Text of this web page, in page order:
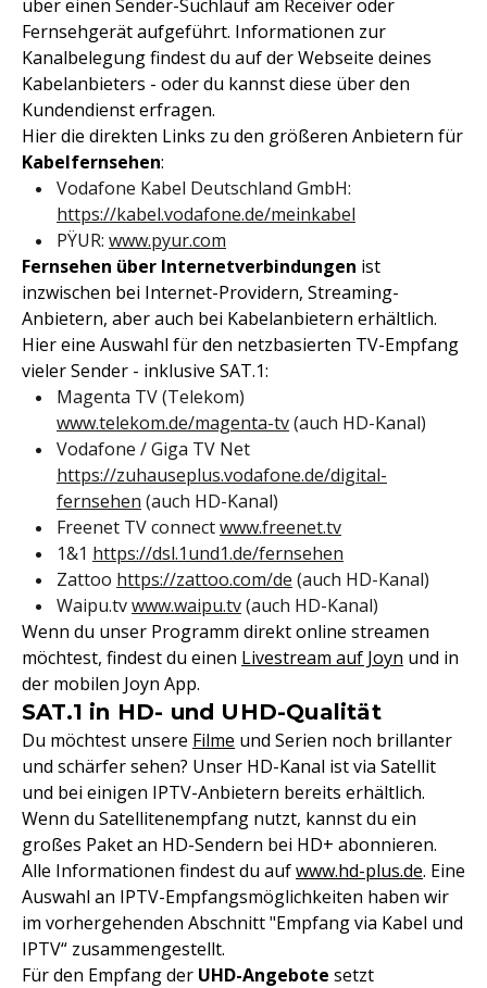
über einen Sender-Suchlauf am Receiver oder
Fernsehgerät aufgeführt. Informationen zur
Kanalbelegung findest du auf der Webseite deines
Kabelanbieters - oder du kannst diese über den
Kundendienst erfragen.
Hier die direkten Links zu den größeren Anbietern für
Kabelfernsehen:
Vodafone Kabel Deutschland GmbH:
https://kabel.vodafone.de/meinkabel
PŸUR: www.pyur.com
Fernsehen über Internetverbindungen ist
inzwischen bei Internet-Providern, Streaming-
Anbietern, aber auch bei Kabelanbietern erhältlich.
Hier eine Auswahl für den netzbasierten TV-Empfang
vieler Sender - inklusive SAT.1:
Magenta TV (Telekom)
www.telekom.de/magenta-tv(auch HD-Kanal)
Vodafone / Giga TV Net
https://zuhauseplus.vodafone.de/digital-
fernsehen (auch HD-Kanal)
Freenet TV connectwww.freenet.tv
1&1 https://dsl.1und1.de/fernsehen
Zattoo https://zattoo.com/de (auch HD-Kanal)
Waipu.tvwww.waipu.tv(auch HD-Kanal)
Wenn du unser Programm direkt online streamen
möchtest, findest du einen Livestream auf Joyn und in
der mobilen Joyn App.
SAT.1 in HD- und UHD-Qualität
Du möchtest unsere Filme und Serien noch brillanter
und schärfer sehen? Unser HD-Kanal ist via Satellit
und bei einigen IPTV-Anbietern bereits erhältlich.
Wenn du Satellitenempfang nutzt, kannst du ein
großes Paket an HD-Sendern bei HD+ abonnieren.
Alle Informationen findest du aufwww.hd-plus.de. Eine
Auswahl an IPTV-Empfangsmöglichkeiten haben wir
im vorhergehenden Abschnitt "Empfang via Kabel und
IPTV“ zusammengestellt.
Für den Empfang der UHD-Angebote setzt